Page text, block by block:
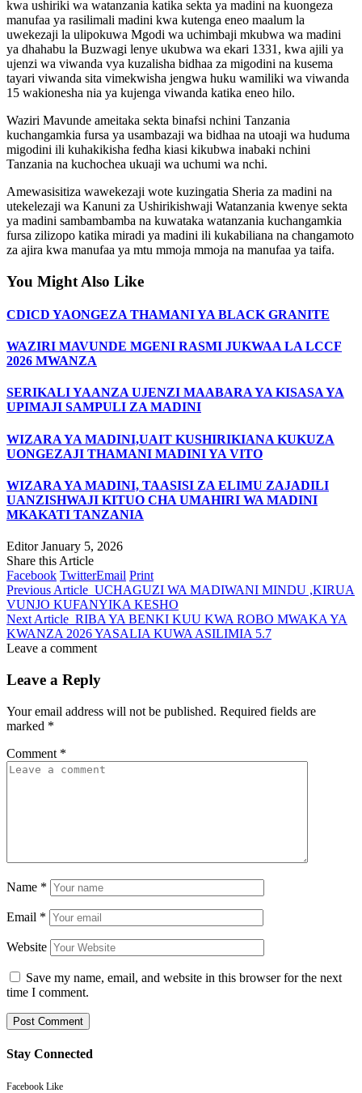
kwa ushiriki wa watanzania katika sekta ya madini na kuongeza
manufaa ya rasilimali madini kwa kutenga eneo maalum la
uwekezaji la ulipokuwa Mgodi wa uchimbaji mkubwa wa madini
ya dhahabu la Buzwagi lenye ukubwa wa ekari 1331, kwa ajili ya
ujenzi wa viwanda vya kuzalisha bidhaa za migodini na kusema
tayari viwanda sita vimekwisha jengwa huku wamiliki wa viwanda
15 wakionesha nia ya kujenga viwanda katika eneo hilo.
Waziri Mavunde ameitaka sekta binafsi nchini Tanzania
kuchangamkia fursa ya usambazaji wa bidhaa na utoaji wa huduma
migodini ili kuhakikisha fedha kiasi kikubwa inabaki nchini
Tanzania na kuchochea ukuaji wa uchumi wa nchi.
Amewasisitiza wawekezaji wote kuzingatia Sheria za madini na
utekelezaji wa Kanuni za Ushirikishwaji Watanzania kwenye sekta
ya madini sambambamba na kuwataka watanzania kuchangamkia
fursa zilizopo katika miradi ya madini ili kukabiliana na changamoto
za ajira kwa manufaa ya mtu mmoja mmoja na manufaa ya taifa.
You Might Also Like
CDICD YAONGEZA THAMANI YA BLACK GRANITE
WAZIRI MAVUNDE MGENI RASMI JUKWAA LA LCCF
2026 MWANZA
SERIKALI YAANZA UJENZI MAABARA YA KISASA YA
UPIMAJI SAMPULI ZA MADINI
WIZARA YA MADINI,UAIT KUSHIRIKIANA KUKUZA
UONGEZAJI THAMANI MADINI YA VITO
WIZARA YA MADINI, TAASISI ZA ELIMU ZAJADILI
UANZISHWAJI KITUO CHA UMAHIRI WA MADINI
MKAKATI TANZANIA
Editor January 5, 2026
Share this Article
Facebook TwitterEmail Print
Previous Article UCHAGUZI WA MADIWANI MINDU ,KIRUA
VUNJO KUFANYIKA KESHO
Next Article RIBA YA BENKI KUU KWA ROBO MWAKA YA
KWANZA 2026 YASALIA KUWA ASILIMIA 5.7
Leave a comment
Leave a Reply
Your email address will not be published. Required fields are
marked *
Comment *
Name *
Email *
Website
Save my name, email, and website in this browser for the next
time I comment.
Stay Connected
Facebook Like